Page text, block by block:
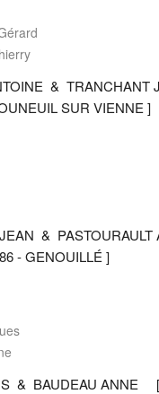
&
SUR VIENNE ]
&
- GENOUILLÉ ]
& BAUDEAU